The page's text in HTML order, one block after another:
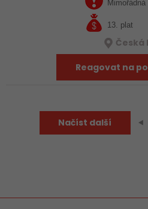
13. plat
Česká
Reagovat na
Načíst další ⯇